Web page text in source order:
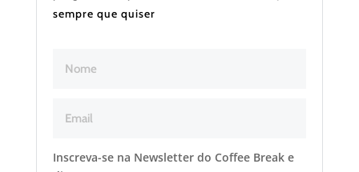
sempre que quiser
Inscreva-se na Newsletter do Coffee Break e